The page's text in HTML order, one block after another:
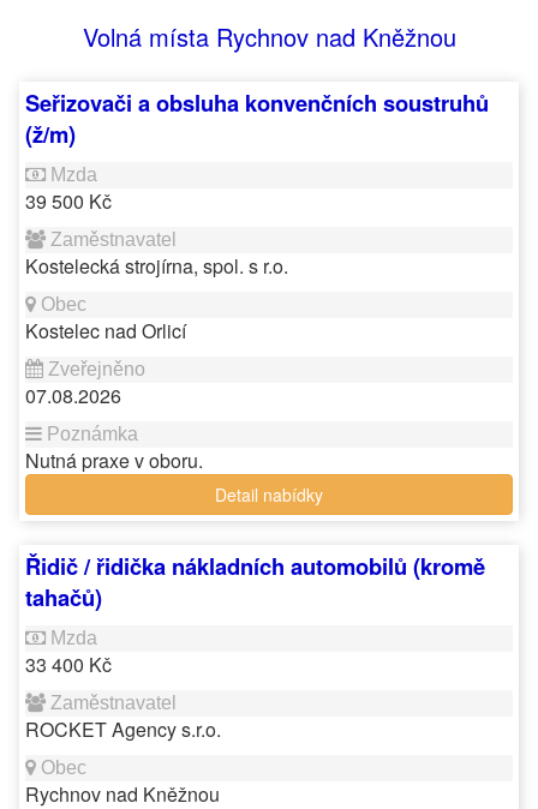
Volná místa Rychnov nad Kněžnou
Seřizovači a obsluha konvenčních soustruhů
(ž/m)
39 500 Kč
Kostelecká strojírna, spol. s r.o.
Kostelec nad Orlicí
07.08.2026
Nutná praxe v oboru.
Detail nabídky
Řidič / řidička nákladních automobilů (kromě
tahačů)
33 400 Kč
ROCKET Agency s.r.o.
Rychnov nad Kněžnou